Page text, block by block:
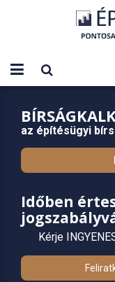
az építésügyi
Időben
Kérje